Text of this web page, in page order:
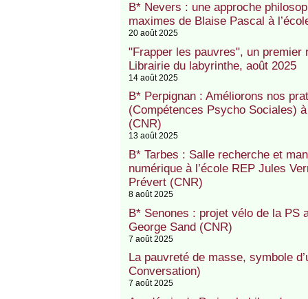
B* Nevers : une approche
maximes de Blaise Pascal à
20 août 2025
"Frapper les pauvres", un premier
Librairie du labyrinthe, août 2025
14 août 2025
B* Perpignan : Améliorons nos
(Compétences Psycho Sociales)
(CNR)
13 août 2025
B* Tarbes : Salle recherche et
numérique à l’école REP Jules
Prévert (CNR)
8 août 2025
B* Senones : projet vélo de la PS
George Sand (CNR)
7 août 2025
La pauvreté de masse, symbole
Conversation)
7 août 2025